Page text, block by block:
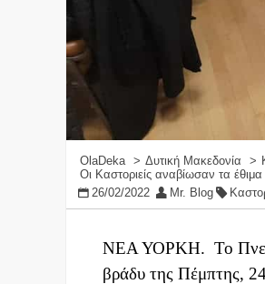
OlaDeka Δυτική Μακεδονία
Οι Καστοριείς αναβίωσαν τα
26/02/2022
Mr. Blog
ΝΕΑ ΥΟΡΚΗ. Το
βράδυ της Πέμπτης,